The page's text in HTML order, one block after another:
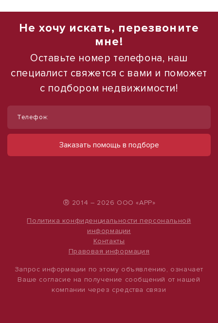
Не хочу искать, перезвоните
мне!
Оставьте номер телефона, наш
специалист свяжется с вами и поможет
с подбором недвижимости!
Телефон:
Заказать помощь в подборе
® 2014 – 2026 ООО «АРР»
Политика конфиденциальности персональной
информации
Контакты
Правовая информация
Запрос информации по этому объявлению, означает
Ваше согласие на получение сообщений от нашей
компании через средства связи